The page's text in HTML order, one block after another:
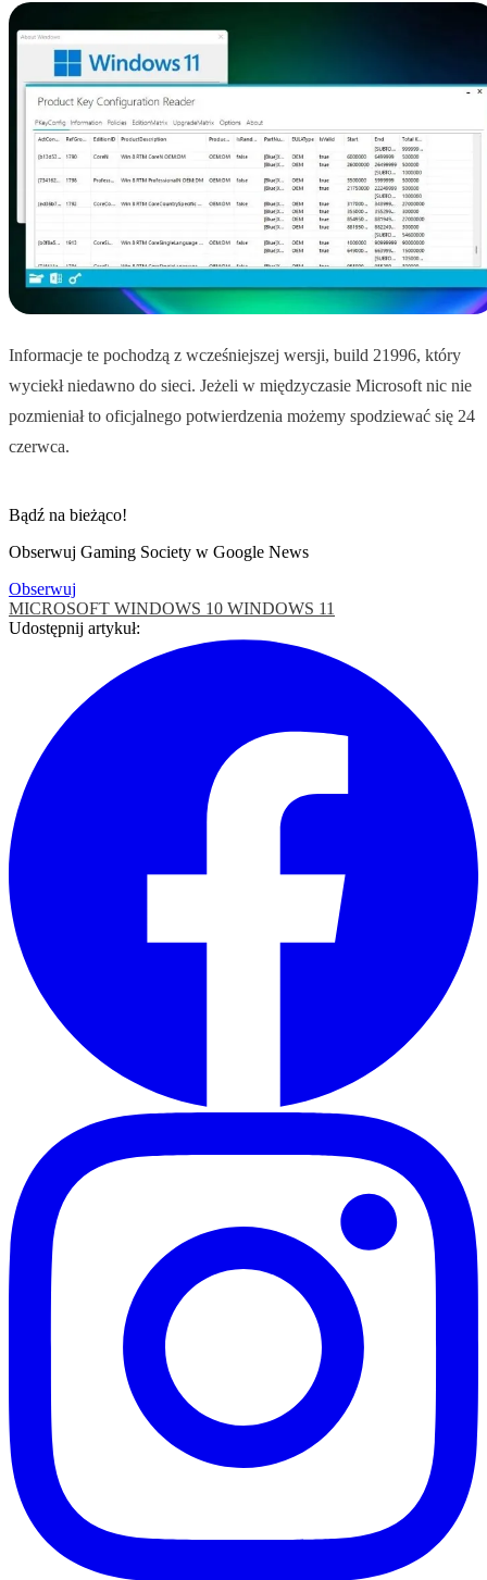
Informacje te pochodzą z wcześniejszej wersji, build 21996, który
wyciekł niedawno do sieci. Jeżeli w międzyczasie Microsoft nic nie
pozmieniał to oficjalnego potwierdzenia możemy spodziewać się 24
czerwca.
Bądź na bieżąco!
Obserwuj Gaming Society w Google News
Obserwuj
MICROSOFT WINDOWS 10 WINDOWS 11
Udostępnij artykuł: